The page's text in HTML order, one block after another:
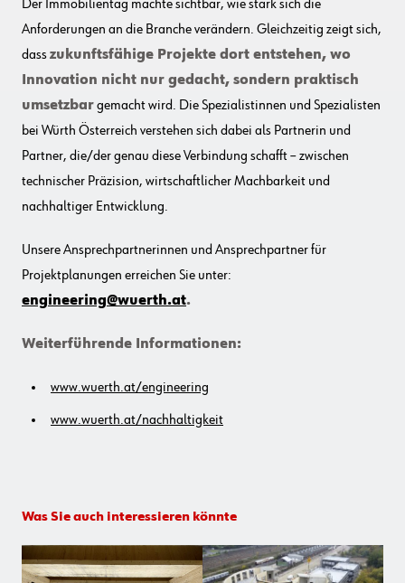
Der Immobilientag machte sichtbar, wie stark sich die
Anforderungen an die Branche verändern. Gleichzeitig zeigt sich,
dasszukunftsfähige Projekte dort entstehen, wo
Innovation nicht nur gedacht, sondern praktisch
umsetzbargemacht wird. Die Spezialistinnen und Spezialisten
bei Würth Österreich verstehen sich dabei als Partnerin und
Partner, die/der genau diese Verbindung schafft – zwischen
technischer Präzision, wirtschaftlicher Machbarkeit und
nachhaltiger Entwicklung.
Unsere Ansprechpartnerinnen und Ansprechpartner für
Projektplanungen erreichen Sie unter:
engineering@wuerth.at.
Weiterführende Informationen:
www.wuerth.at/engineering
www.wuerth.at/nachhaltigkeit
Was Sie auch interessieren könnte